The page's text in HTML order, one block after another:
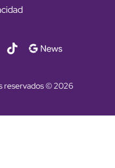
reservados © 2026